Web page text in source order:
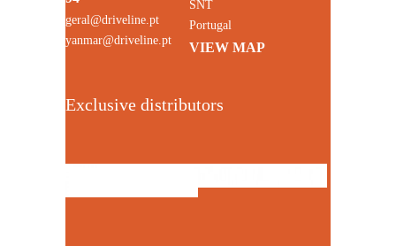
geral@driveline.pt
yanmar@driveline.pt
SNT
Portugal
VIEW MAP
Exclusive distributors